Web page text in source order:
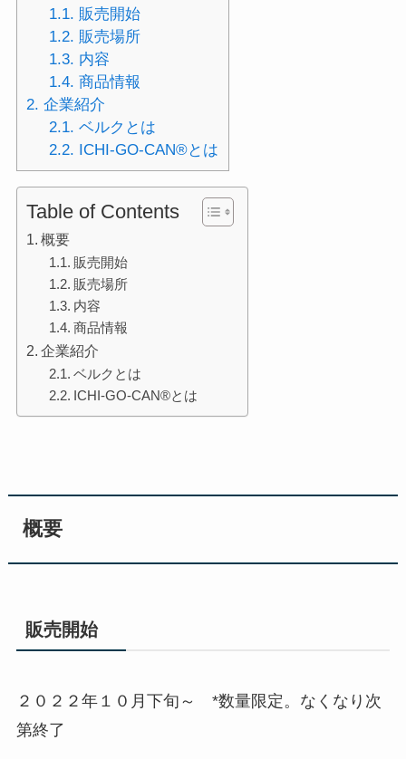
1.1. 販売開始
1.2. 販売場所
1.3. 内容
1.4. 商品情報
2. 企業紹介
2.1. ベルクとは
2.2. ICHI-GO-CAN®とは
Table of Contents
概要
販売開始
販売場所
内容
商品情報
企業紹介
ベルクとは
ICHI-GO-CAN®とは
概要
販売開始
２０２２年１０月下旬～ *数量限定。なくなり次
第終了